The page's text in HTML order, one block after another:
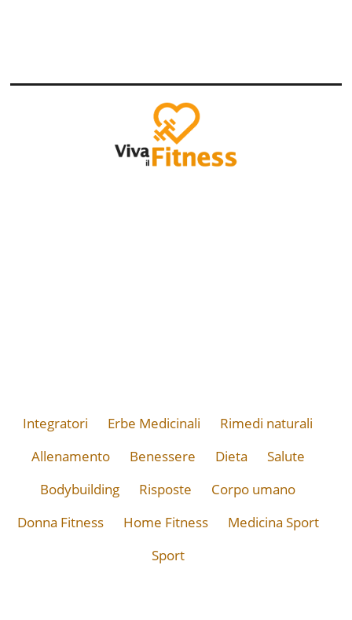
Integratori Erbe Medicinali
Rimedi naturali
Allenamento
Benessere Dieta
Salute
Bodybuilding
Risposte
Corpo umano
Donna Fitness
Home Fitness
Medicina Sport
Sport